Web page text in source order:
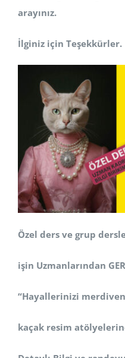
arayınız.
İlginiz için Teşekkürler.
Özel ders ve grup
işin Uzmanlarından
“Hayallerinizi
kaçak resim